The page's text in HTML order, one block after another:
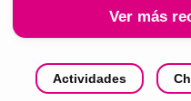
Ver más
Actividades